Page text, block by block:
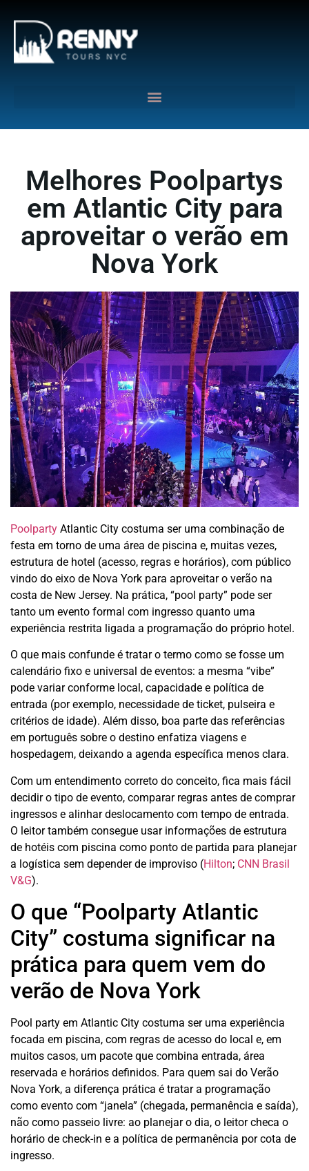
Melhores Poolpartys
em Atlantic City para
aproveitar o verão em
Nova York
Poolparty Atlantic City costuma ser uma combinação de
festa em torno de uma área de piscina e, muitas vezes,
estrutura de hotel (acesso, regras e horários), com público
vindo do eixo de Nova York para aproveitar o verão na
costa de New Jersey. Na prática, “pool party” pode ser
tanto um evento formal com ingresso quanto uma
experiência restrita ligada a programação do próprio hotel.
O que mais confunde é tratar o termo como se fosse um
calendário fixo e universal de eventos: a mesma “vibe”
pode variar conforme local, capacidade e política de
entrada (por exemplo, necessidade de ticket, pulseira e
critérios de idade). Além disso, boa parte das referências
em português sobre o destino enfatiza viagens e
hospedagem, deixando a agenda específica menos clara.
Com um entendimento correto do conceito, fica mais fácil
decidir o tipo de evento, comparar regras antes de comprar
ingressos e alinhar deslocamento com tempo de entrada.
O leitor também consegue usar informações de estrutura
de hotéis com piscina como ponto de partida para planejar
a logística sem depender de improviso (Hilton; CNN Brasil
V&G).
O que “Poolparty Atlantic
City” costuma significar na
prática para quem vem do
verão de Nova York
Pool party em Atlantic City costuma ser uma experiência
focada em piscina, com regras de acesso do local e, em
muitos casos, um pacote que combina entrada, área
reservada e horários definidos. Para quem sai do Verão
Nova York, a diferença prática é tratar a programação
como evento com “janela” (chegada, permanência e saída),
não como passeio livre: ao planejar o dia, o leitor checa o
horário de check-in e a política de permanência por cota de
ingresso.